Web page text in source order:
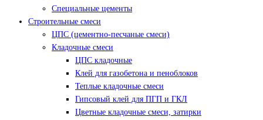
Специальные цементы
Строительные смеси
ЦПС (цементно-песчаные смеси)
Кладочные смеси
ЦПС кладочные
Клей для газобетона и пеноблоков
Теплые кладочные смеси
Гипсовый клей для ПГП и ГКЛ
Цветные кладочные смеси, затирки